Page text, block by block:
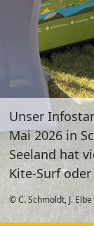
Unser
Mai 2026 in
Seeland hat
Kite-Surf
© C. Schmoldt, J.